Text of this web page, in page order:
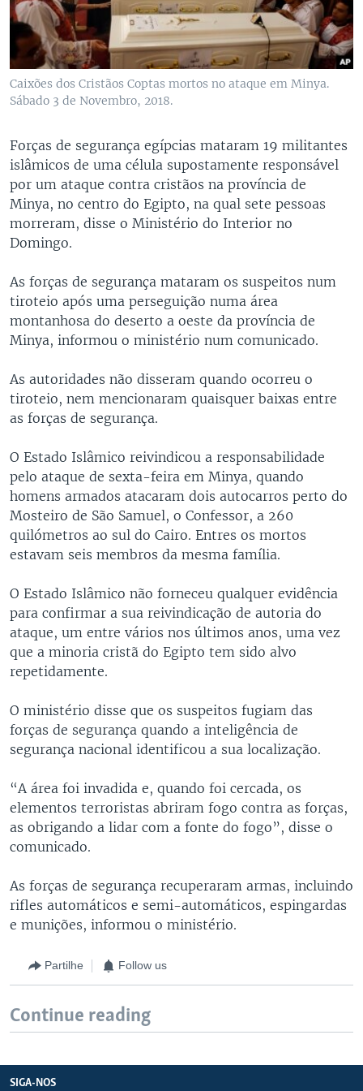
Caixões dos Cristãos Coptas mortos no ataque em Minya.
Sábado 3 de Novembro, 2018.
Forças de segurança egípcias mataram 19 militantes
islâmicos de uma célula supostamente responsável
por um ataque contra cristãos na província de
Minya, no centro do Egipto, na qual sete pessoas
morreram, disse o Ministério do Interior no
Domingo.
As forças de segurança mataram os suspeitos num
tiroteio após uma perseguição numa área
montanhosa do deserto a oeste da província de
Minya, informou o ministério num comunicado.
As autoridades não disseram quando ocorreu o
tiroteio, nem mencionaram quaisquer baixas entre
as forças de segurança.
O Estado Islâmico reivindicou a responsabilidade
pelo ataque de sexta-feira em Minya, quando
homens armados atacaram dois autocarros perto do
Mosteiro de São Samuel, o Confessor, a 260
quilómetros ao sul do Cairo. Entres os mortos
estavam seis membros da mesma família.
O Estado Islâmico não forneceu qualquer evidência
para confirmar a sua reivindicação de autoria do
ataque, um entre vários nos últimos anos, uma vez
que a minoria cristã do Egipto tem sido alvo
repetidamente.
O ministério disse que os suspeitos fugiam das
forças de segurança quando a inteligência de
segurança nacional identificou a sua localização.
“A área foi invadida e, quando foi cercada, os
elementos terroristas abriram fogo contra as forças,
as obrigando a lidar com a fonte do fogo”, disse o
comunicado.
As forças de segurança recuperaram armas, incluindo
rifles automáticos e semi-automáticos, espingardas
e munições, informou o ministério.
Partilhe Follow us
Continue reading
SIGA-NOS